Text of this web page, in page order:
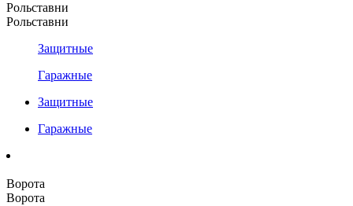
Рольставни
Рольставни
Защитные
Гаражные
Защитные
Гаражные
Ворота
Ворота